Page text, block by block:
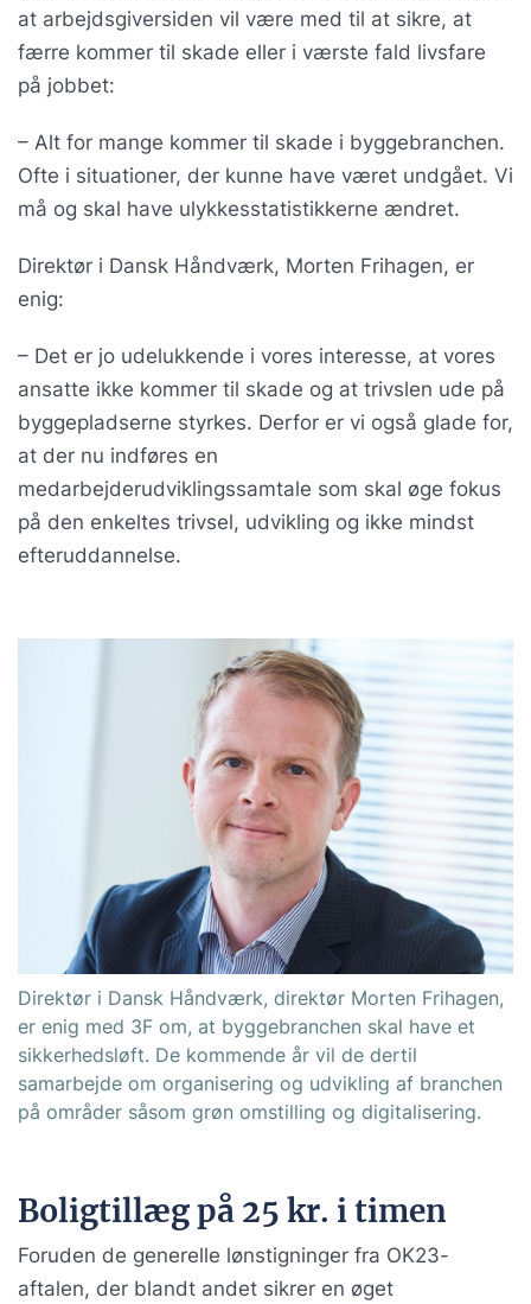
at arbejdsgiversiden vil være med til at sikre, at
færre kommer til skade eller i værste fald livsfare
på jobbet:
– Alt for mange kommer til skade i byggebranchen.
Ofte i situationer, der kunne have været undgået. Vi
må og skal have ulykkesstatistikkerne ændret.
Direktør i Dansk Håndværk, Morten Frihagen, er
enig:
– Det er jo udelukkende i vores interesse, at vores
ansatte ikke kommer til skade og at trivslen ude på
byggepladserne styrkes. Derfor er vi også glade for,
at der nu indføres en
medarbejderudviklingssamtale som skal øge fokus
på den enkeltes trivsel, udvikling og ikke mindst
efteruddannelse.
Direktør i Dansk Håndværk, direktør Morten Frihagen,
er enig med 3F om, at byggebranchen skal have et
sikkerhedsløft. De kommende år vil de dertil
samarbejde om organisering og udvikling af branchen
på områder såsom grøn omstilling og digitalisering.
Boligtillæg på 25 kr. i timen
Foruden de generelle lønstigninger fra OK23-
aftalen, der blandt andet sikrer en øget